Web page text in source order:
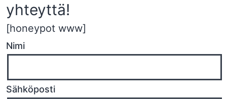
yhteyttä!
[honeypot www]
Nimi
Sähköposti